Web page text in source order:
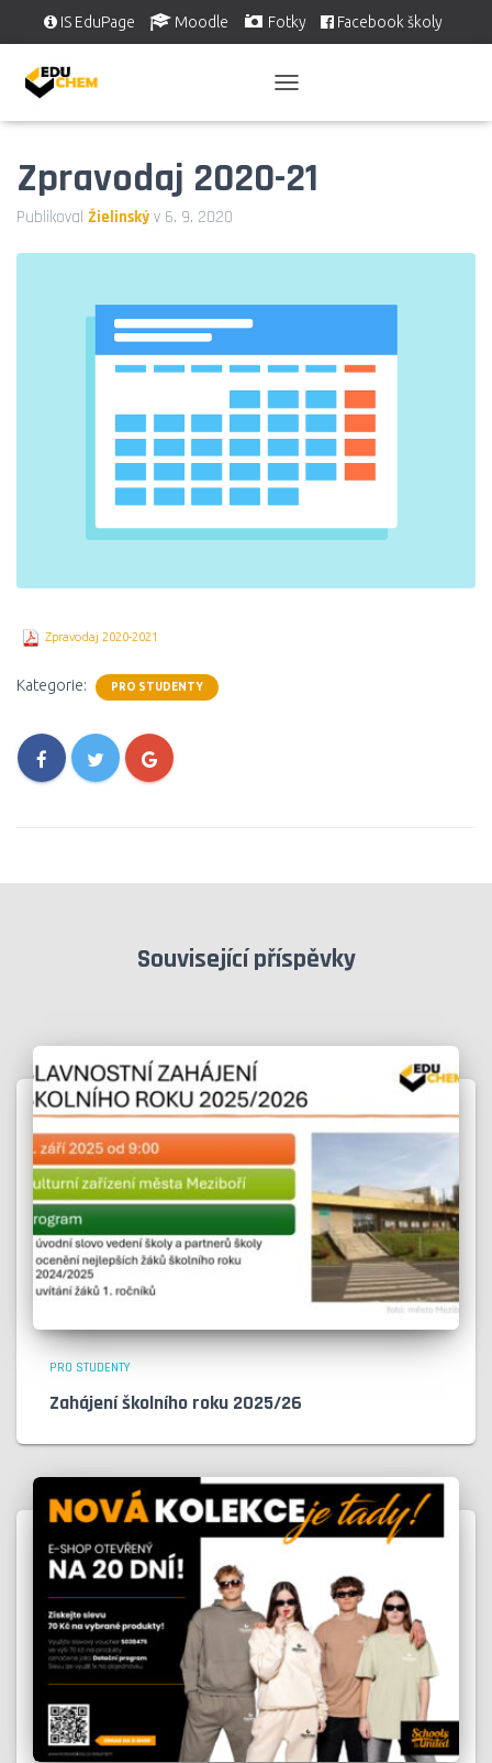
IS EduPage Moodle Fotky Facebook školy
Ř
P
N
V
A
C
I
Zpravodaj 2020-21
Publikoval Žielinský v 6. 9. 2020
Zpravodaj 2020-2021
Kategorie: PRO STUDENTY
Související příspěvky
PRO STUDENTY
Zahájení školního roku 2025/26